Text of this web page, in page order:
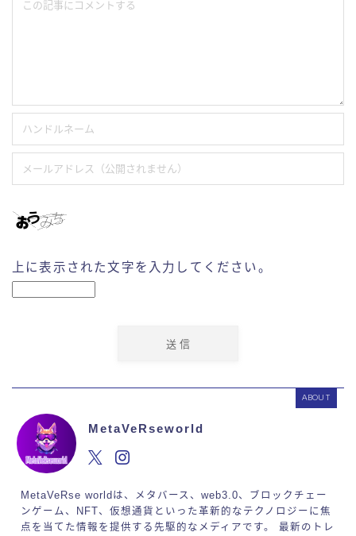
上に表示された文字を入力してください。
ABOUT
MetaVeRseworld
MetaVeRse worldは、メタバース、web3.0、ブロックチェー
ンゲーム、NFT、仮想通貨といった革新的なテクノロジーに焦
点を当てた情報を提供する先駆的なメディアです。 最新のトレ